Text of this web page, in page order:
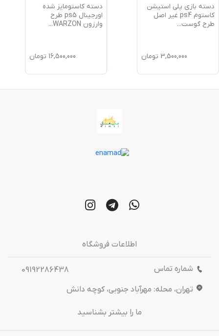
دسته بازی پلی استیشن
کاستوم ps4 غیر اصل
طرح گوست...
3,500,000 تومان
دسته کاستومایز شده
اورجینال ps5 طرح
وارزون WARZON
...
16,500,000 تومان
اطلاعات فروشگاه
شماره تماس
09192286438
تهران، محله: مهرآباد جنوبی، کوچه دانش
ما را بیشتر بشناسید